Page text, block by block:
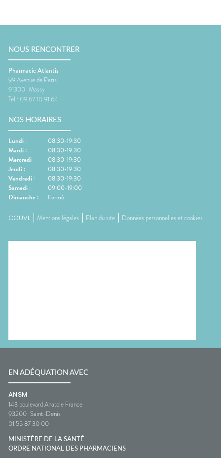
NOUS RENCONTRER
Pharmacie Atlantis
99 Avenue de Paris
91300 Massy
Tel : 09 67 10 91 64
NOS HORAIRES
Lundi :
08:30-19:30
Mardi :
08:30-19:30
Mercredi :
08:30-19:30
Jeudi :
08:30-19:30
Vendredi :
08:30-19:30
Samedi :
09:00-19:00
Dimanche : Fermé
CGUVL Mentions légales Plan du site Données personnelles et cookies
EN ADÉQUATION AVEC
ANSM
143 boulevard Anatole France
93200 Saint-Denis
01 55 87 30 00
MINISTÈRE DE LA SANTÉ
ORDRE NATIONAL DES PHARMACIENS